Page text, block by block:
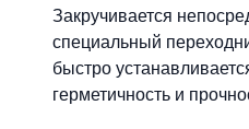
Закручивается
специальный
быстро
герметичность и